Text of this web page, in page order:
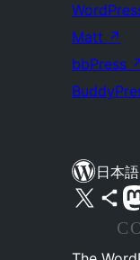
Matt ↗
bbPress
日本語
X (旧 Twitter) アカウントへ Bluesky アカウントへ Mastodon ア